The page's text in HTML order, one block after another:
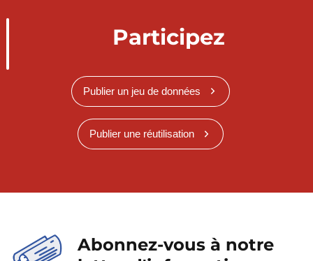
Participez
Publier un jeu de données
Publier une réutilisation
Abonnez-vous à notre